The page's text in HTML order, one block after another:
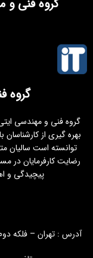
گروه
بهره گیری از
توانسته است سالیان
رضایت کارفرمایان در
پیچیدگی و
آدرس : تهران – فلکه دوم